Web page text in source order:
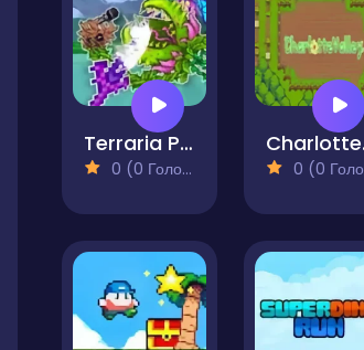
Terraria Playground
0 (0 Голосів) 0 (0 Голосів)